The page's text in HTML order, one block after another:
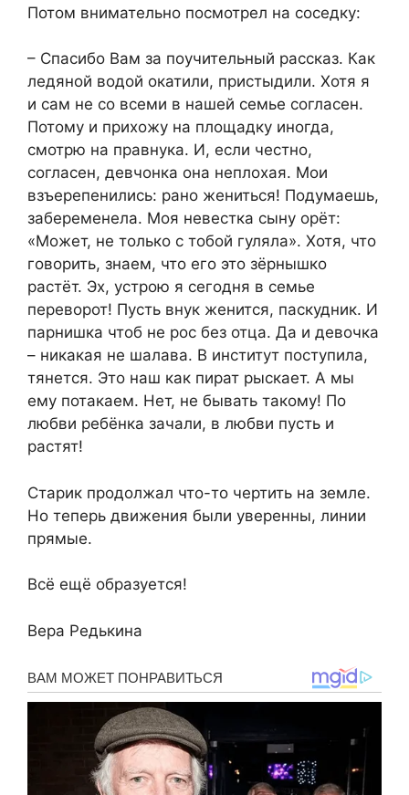
Потом внимательно посмотрел на соседку:
– Спасибо Вам за поучительный рассказ. Как
ледяной водой окатили, пристыдили. Хотя я
и сам не со всеми в нашей семье согласен.
Потому и прихожу на площадку иногда,
смотрю на правнука. И, если честно,
согласен, девчонка она неплохая. Мои
взъерепенились: рано жениться! Подумаешь,
забеременела. Моя невестка сыну орёт:
«Может, не только с тобой гуляла». Хотя, что
говорить, знаем, что его это зёрнышко
растёт. Эх, устрою я сегодня в семье
переворот! Пусть внук женится, паскудник. И
парнишка чтоб не рос без отца. Да и девочка
– никакая не шалава. В институт поступила,
тянется. Это наш как пират рыскает. А мы
ему потакаем. Нет, не бывать такому! По
любви ребёнка зачали, в любви пусть и
растят!
Старик продолжал что-то чертить на земле.
Но теперь движения были уверенны, линии
прямые.
Всё ещё образуется!
Вера Редькина